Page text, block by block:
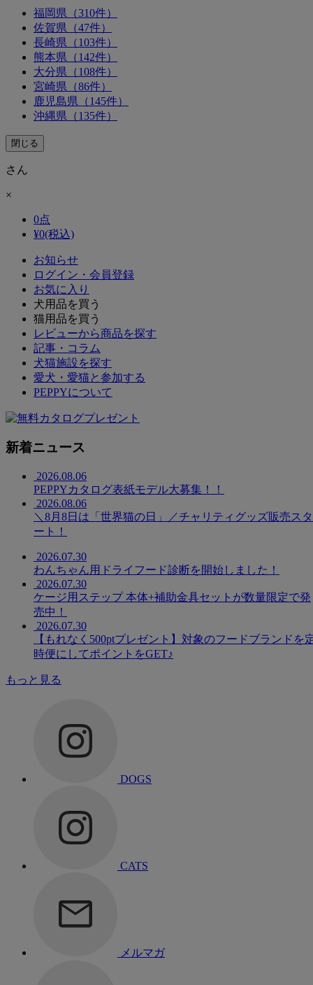
福岡県（310件）
佐賀県（47件）
長崎県（103件）
熊本県（142件）
大分県（108件）
宮崎県（86件）
鹿児島県（145件）
沖縄県（135件）
閉じる
さん
×
0点
¥0(税込)
お知らせ
ログイン・会員登録
お気に入り
犬用品を買う
猫用品を買う
レビューから商品を探す
記事・コラム
犬猫施設を探す
愛犬・愛猫と参加する
PEPPYについて
新着ニュース
2026.08.06
PEPPYカタログ表紙モデル大募集！！
2026.08.06
＼8月8日は「世界猫の日」／チャリティグッズ販売スタ
ート！
2026.07.30
わんちゃん用ドライフード診断を開始しました！
2026.07.30
ケージ用ステップ 本体+補助金具セットが数量限定で発
売中！
2026.07.30
【もれなく500ptプレゼント】対象のフードブランドを
時便にしてポイントをGET♪
もっと見る
DOGS
CATS
メルマガ